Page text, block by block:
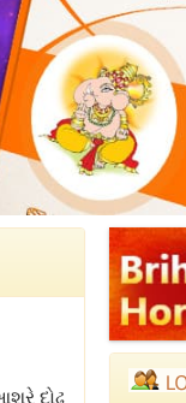
દોઢ